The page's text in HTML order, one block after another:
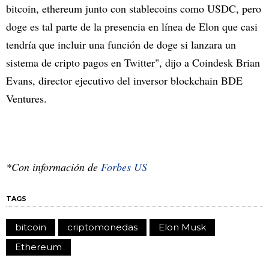
bitcoin, ethereum junto con stablecoins como USDC, pero
doge es tal parte de la presencia en línea de Elon que casi
tendría que incluir una función de doge si lanzara un
sistema de cripto pagos en Twitter", dijo a Coindesk Brian
Evans, director ejecutivo del inversor blockchain BDE
Ventures.
*Con información de Forbes US
TAGS
bitcoin criptomonedas
Elon Musk
Ethereum